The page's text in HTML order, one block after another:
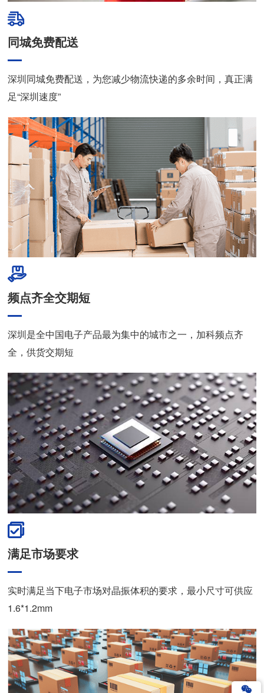
同城免费配送
深圳同城免费配送，为您减少物流快递的多余时间，真正满
足“深圳速度”
频点齐全交期短
深圳是全中国电子产品最为集中的城市之一，加科频点齐
全，供货交期短
满足市场要求
实时满足当下电子市场对晶振体积的要求，最小尺寸可供应
1.6*1.2mm